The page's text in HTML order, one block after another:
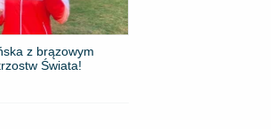
z brązowym
Świata!